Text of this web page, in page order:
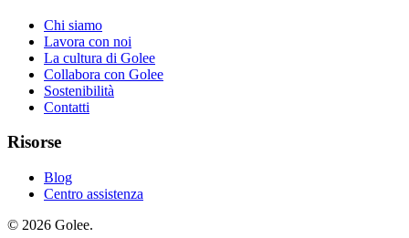
Chi siamo
Lavora con noi
La cultura di Golee
Collabora con Golee
Sostenibilità
Contatti
Risorse
Blog
Centro assistenza
© 2026 Golee.